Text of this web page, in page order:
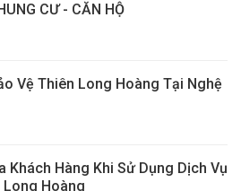
CƯ - CĂN HỘ
Vệ Thiên Long Hoàng Tại Nghệ
Khách Hàng Khi Sử Dụng Dịch Vụ
Long Hoàng